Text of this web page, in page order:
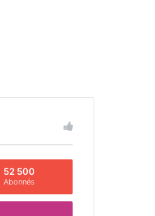
52 500
Abonnés